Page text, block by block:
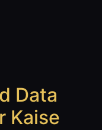
Data
Kaise